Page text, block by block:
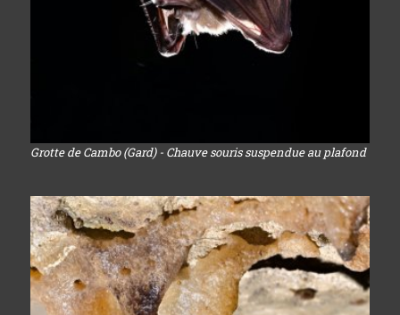
Grotte de Cambo (Gard) - Chauve souris suspendue au plafond